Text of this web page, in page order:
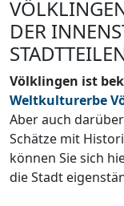
DER
Völklingen ist
Weltkulturerbe
Aber auch
Schätze mit
können Sie sich
die Stadt